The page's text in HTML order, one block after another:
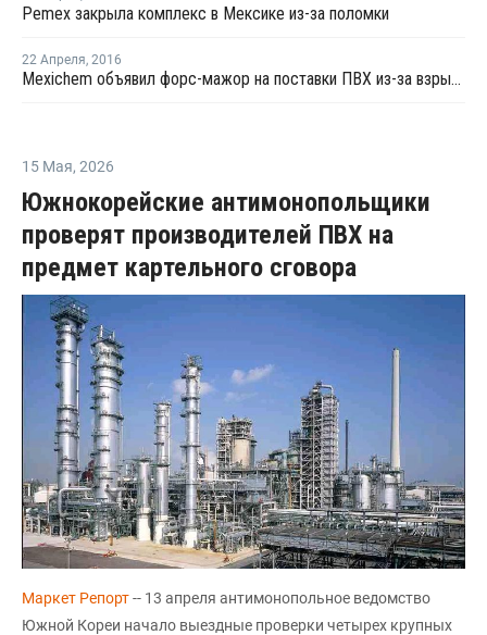
Pemex закрыла комплекс в Мексике из-за поломки
22 Апреля, 2016
Mexichem объявил форc-мажор на поставки ПВХ из-за взрыва на заводе ВХМ
15 Мая, 2026
Южнокорейские антимонопольщики
проверят производителей ПВХ на
предмет картельного сговора
Маркет Репорт-- 13 апреля антимонопольное ведомство
Южной Кореи начало выездные проверки четырех крупных